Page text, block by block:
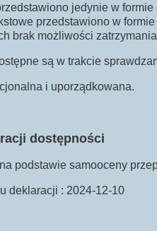
jedynie w formie
przedstawiono w formie
brak możliwości
są w trakcie
i uporządkowana.
dostępności
podstawie samooceny
deklaracji : 2024-12-10